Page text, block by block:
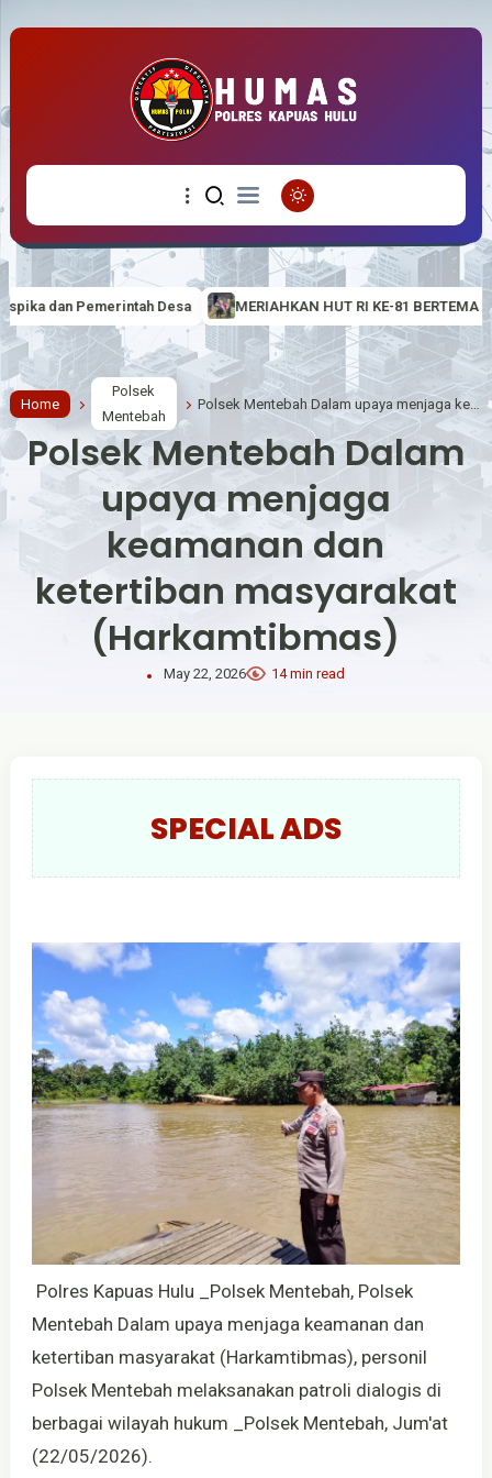
MERIAHKAN HUT RI KE-81 BERTEMA “BERDAULAT, ADIL DAN
Home
Polsek
Mentebah
Polsek Mentebah Dalam upaya menjaga keamanan dan ketertiban masyarakat (Harkamtibmas)
Polsek Mentebah Dalam
upaya menjaga
keamanan dan
ketertiban masyarakat
(Harkamtibmas)
May 22, 2026 14 min read
SPECIAL ADS
Polres Kapuas Hulu _Polsek Mentebah, Polsek
Mentebah Dalam upaya menjaga keamanan dan
ketertiban masyarakat (Harkamtibmas), personil
Polsek Mentebah melaksanakan patroli dialogis di
berbagai wilayah hukum _Polsek Mentebah, Jum'at
(22/05/2026).